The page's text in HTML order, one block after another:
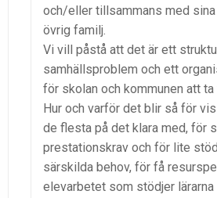
och/eller tillsammans med
övrig familj.
Vi vill påstå att det är ett
samhällsproblem och ett
för skolan och kommunen att ta
Hur och varför det blir så för
de flesta på det klara med, för
prestationskrav och för lite
särskilda behov, för få
elevarbetet som stödjer lärarna